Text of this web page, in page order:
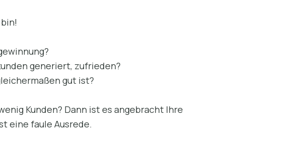
generiert, zufrieden?
gut ist?
Kunden? Dann ist es angebracht Ihre
eine faule Ausrede.